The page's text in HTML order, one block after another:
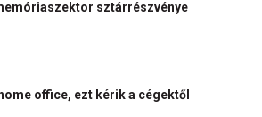
sztárrészvénye
office, ezt kérik a cégektől